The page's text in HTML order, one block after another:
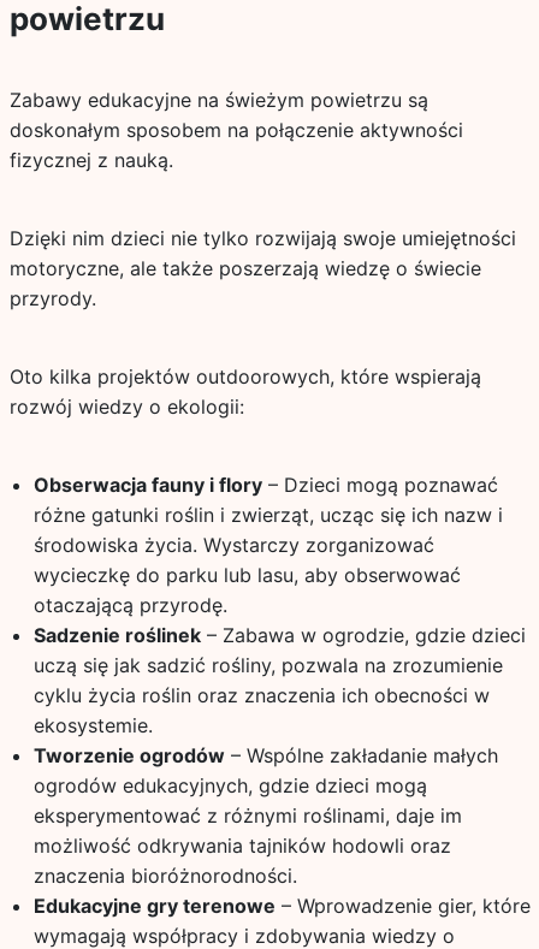
powietrzu
Zabawy edukacyjne na świeżym powietrzu są
doskonałym sposobem na połączenie aktywności
fizycznej z nauką.
Dzięki nim dzieci nie tylko rozwijają swoje umiejętności
motoryczne, ale także poszerzają wiedzę o świecie
przyrody.
Oto kilka projektów outdoorowych, które wspierają
rozwój wiedzy o ekologii:
Obserwacja fauny i flory– Dzieci mogą poznawać
różne gatunki roślin i zwierząt, ucząc się ich nazw i
środowiska życia. Wystarczy zorganizować
wycieczkę do parku lub lasu, aby obserwować
otaczającą przyrodę.
Sadzenie roślinek– Zabawa w ogrodzie, gdzie dzieci
uczą się jak sadzić rośliny, pozwala na zrozumienie
cyklu życia roślin oraz znaczenia ich obecności w
ekosystemie.
Tworzenie ogrodów– Wspólne zakładanie małych
ogrodów edukacyjnych, gdzie dzieci mogą
eksperymentować z różnymi roślinami, daje im
możliwość odkrywania tajników hodowli oraz
znaczenia bioróżnorodności.
Edukacyjne gry terenowe – Wprowadzenie gier, które
wymagają współpracy i zdobywania wiedzy o